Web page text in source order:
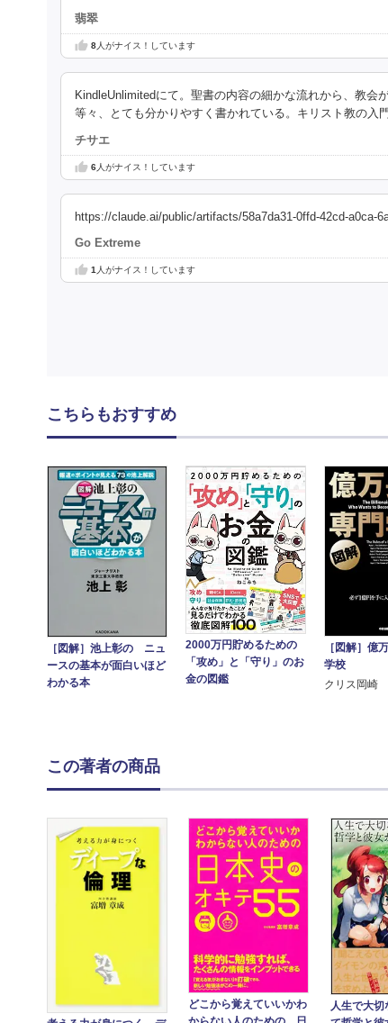
翡翠
8人がナイス！しています
KindleUnlimitedにて。聖書の内容の細かな流れから、教
等々、とても分かりやすく書かれている。キリスト教の入
チサエ
6人がナイス！しています
https://claude.ai/public/artifacts/58a7da31-0ffd-42cd-a0ca-
Go Extreme
1人がナイス！しています
こちらもおすすめ
［図解］池上彰の ニュ
ースの基本が面白いほど
わかる本
2000万円貯めるための
「攻め」と「守り」のお
金の図鑑
［図解］億
学校
クリス岡崎
この著者の商品
どこから覚えていいかわ
人生で大